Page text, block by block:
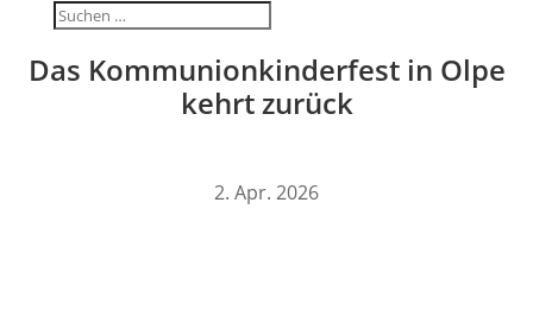
Das Kommu­ni­on­kin­der­fest in Olpe
kehrt zurück
2. Apr. 2026